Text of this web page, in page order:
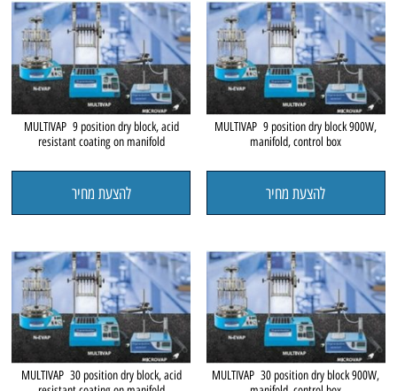
MULTIVAP 9 position dry block 900W,
manifold, control box
להצעת מחיר
MULTIVAP 9 position dry block, acid
resistant coating on manifold
להצעת מחיר
MULTIVAP 30 position dry block 900W,
MULTIVAP 30 position dry block, acid